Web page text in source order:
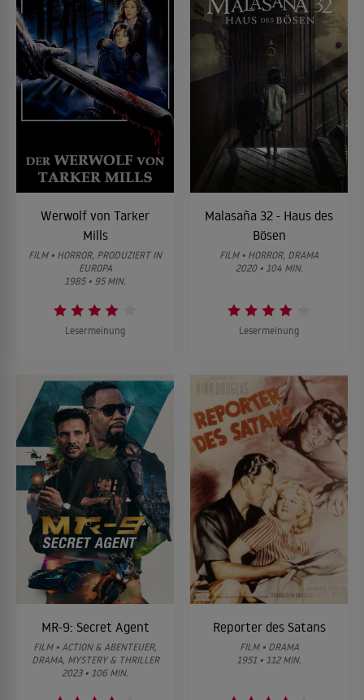
Werwolf von Tarker
Mills
FILM • HORROR, PRODUZIERT IN
EUROPA
1985 • 95 MIN.
Lesermeinung
Malasaña 32 - Haus des
Bösen
FILM • HORROR, DRAMA
2020 • 104 MIN.
Lesermeinung
MR-9: Secret Agent
FILM • ACTION & ABENTEUER,
DRAMA, MYSTERY & THRILLER
2023 • 106 MIN.
Reporter des Satans
FILM • DRAMA
1951 • 112 MIN.